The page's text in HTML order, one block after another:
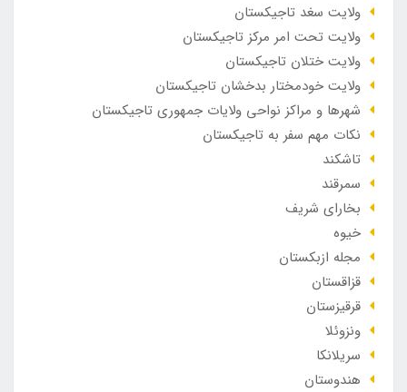
ولایت سغد تاجیکستان
ولایت تحت امر مرکز تاجیکستان
ولایت ختلان تاجیکستان
ولایت خودمختار بدخشان تاجیکستان
شهرها و مراکز نواحی ولایات جمهوری تاجیکستان
نکات مهم سفر به تاجیکستان
تاشکند
سمرقند
بخارای شریف
خیوه
مجله ازبکستان
قزاقستان
قرقیزستان
ونزوئلا
سریلانکا
هندوستان